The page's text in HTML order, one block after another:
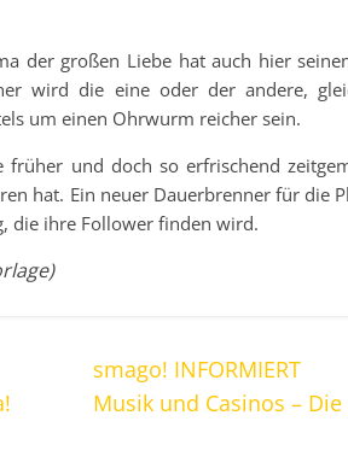
der großen Liebe hat auch hier
wird die eine oder der andere,
um einen Ohrwurm reicher sein.
früher und doch so erfrischend
hat. Ein neuer Dauerbrenner für die
die ihre Follower finden wird.
smago! INFORMIERT
Musik und Casinos –